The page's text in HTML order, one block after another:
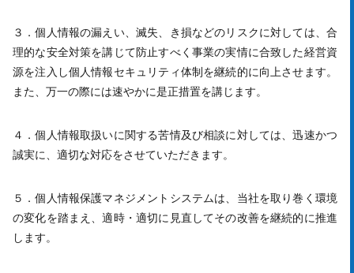
３．個人情報の漏えい、滅失、き損などのリスクに対しては、合
理的な安全対策を講じて防止すべく事業の実情に合致した経営資
源を注入し個人情報セキュリティ体制を継続的に向上させます。
また、万一の際には速やかに是正措置を講じます。
４．個人情報取扱いに関する苦情及び相談に対しては、迅速かつ
誠実に、適切な対応をさせていただきます。
５．個人情報保護マネジメントシステムは、当社を取り巻く環境
の変化を踏まえ、適時・適切に見直してその改善を継続的に推進
します。